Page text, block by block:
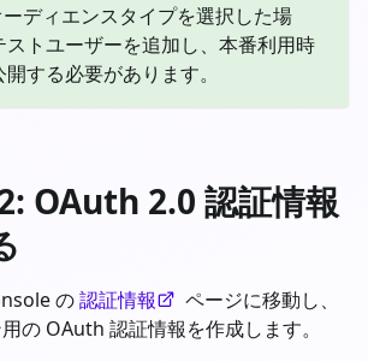
ーディエンスタイプを選択した場
トユーザーを追加し、本番利用時
する必要があります。
OAuth 2.0 認証情報
の認証情報
ページに移動し、
の OAuth 認証情報を作成します。